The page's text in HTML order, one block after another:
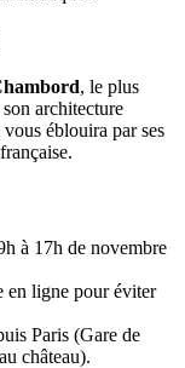
, le plus
architecture
éblouira par ses
à 17h de novembre
en ligne pour éviter
Paris (Gare de
château).